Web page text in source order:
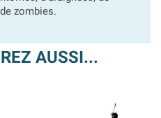
zombies.
AUSSI...